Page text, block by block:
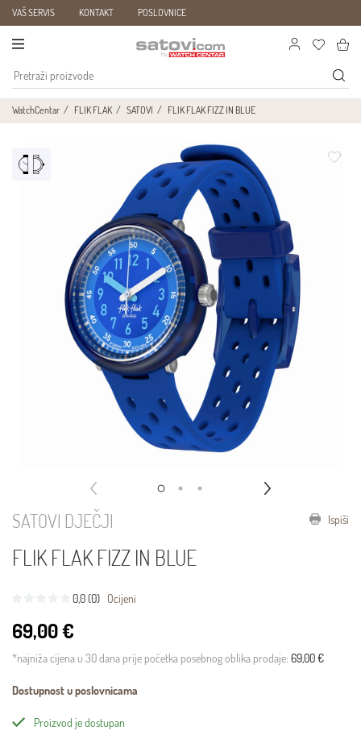
VAŠ SERVIS KONTAKT POSLOVNICE
WatchCentar FLIK FLAK SATOVI FLIK FLAK FIZZ IN BLUE
Ispiši
SATOVI DJEČJI
FLIK FLAK FIZZ IN BLUE
0,0 (0) Ocijeni
69,00 €
*najniža cijena u 30 dana prije početka posebnog oblika prodaje: 69,00 €
Dostupnost u poslovnicama
Proizvod je dostupan